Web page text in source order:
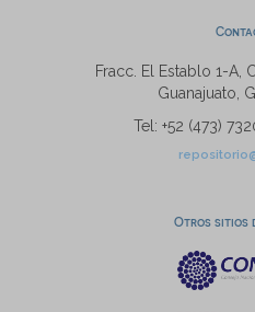
Fracc. El Establo 1-A,
Guanajuato,
Tel: +52 (473)
Otros sitios